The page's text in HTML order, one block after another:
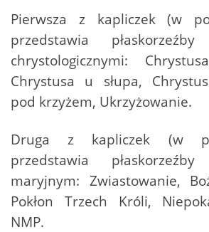
Pierwsza z kapliczek (w
przedstawia
chrystologicznymi:
Chrystusa u słupa,
pod krzyżem, Ukrzyżowanie.
Druga z kapliczek (w
przedstawia
maryjnym: Zwiastowanie,
Pokłon Trzech Króli,
NMP.